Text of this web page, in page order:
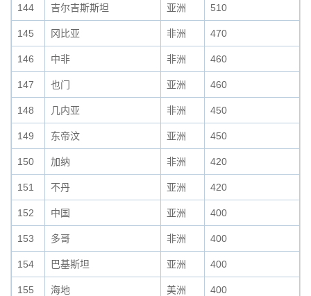
144 吉尔吉斯斯坦 亚洲 510
145 冈比亚 非洲 470
146 中非 非洲 460
147 也门 亚洲 460
148 几内亚 非洲 450
149 东帝汶 亚洲 450
150 加纳 非洲 420
151 不丹 亚洲 420
152 中国 亚洲 400
153 多哥 非洲 400
154 巴基斯坦 亚洲 400
155 海地 美洲 400